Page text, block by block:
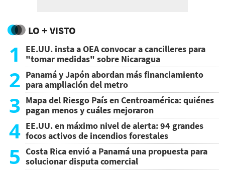
LO + VISTO
1
EE.UU. insta a OEA convocar a cancilleres para
"tomar medidas" sobre Nicaragua
2 Panamá y Japón abordan más financiamiento
para ampliación del metro
3 Mapa del Riesgo País en Centroamérica: quiénes
pagan menos y cuáles mejoraron
4 EE.UU. en máximo nivel de alerta: 94 grandes
focos activos de incendios forestales
5 Costa Rica envió a Panamá una propuesta para
solucionar disputa comercial